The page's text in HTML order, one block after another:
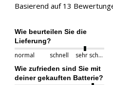
Basierend auf 13
Wie beurteilen Sie die
Lieferung?
normal schnell sehr schnell
Wie zufrieden sind Sie mit
deiner gekauften Batterie?